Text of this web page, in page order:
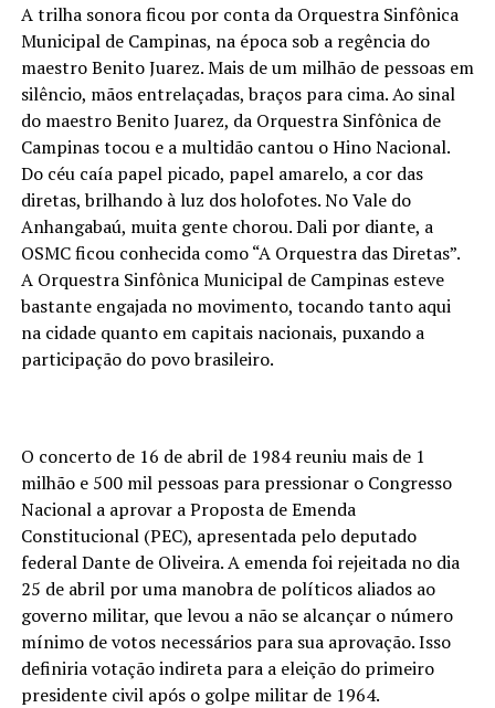
A trilha sonora ficou por conta da Orquestra Sinfônica
Municipal de Campinas, na época sob a regência do
maestro Benito Juarez. Mais de um milhão de pessoas em
silêncio, mãos entrelaçadas, braços para cima. Ao sinal
do maestro Benito Juarez, da Orquestra Sinfônica de
Campinas tocou e a multidão cantou o Hino Nacional.
Do céu caía papel picado, papel amarelo, a cor das
diretas, brilhando à luz dos holofotes. No Vale do
Anhangabaú, muita gente chorou. Dali por diante, a
OSMC ficou conhecida como “A Orquestra das Diretas”.
A Orquestra Sinfônica Municipal de Campinas esteve
bastante engajada no movimento, tocando tanto aqui
na cidade quanto em capitais nacionais, puxando a
participação do povo brasileiro.
O concerto de 16 de abril de 1984 reuniu mais de 1
milhão e 500 mil pessoas para pressionar o Congresso
Nacional a aprovar a Proposta de Emenda
Constitucional (PEC), apresentada pelo deputado
federal Dante de Oliveira. A emenda foi rejeitada no dia
25 de abril por uma manobra de políticos aliados ao
governo militar, que levou a não se alcançar o número
mínimo de votos necessários para sua aprovação. Isso
definiria votação indireta para a eleição do primeiro
presidente civil após o golpe militar de 1964.